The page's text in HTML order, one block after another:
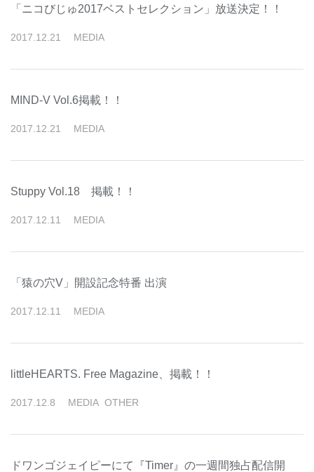
「ニコびじゅ2017ベストセレクション」放送決定！！
2017 12 21 MEDIA
MIND-V Vol.6掲載！！
2017 12 21 MEDIA
Stuppy Vol.18 掲載！！
2017 12 11 MEDIA
「猿の穴V」開設記念特番 出演
2017 12 11 MEDIA
littleHEARTS. Free Magazine、掲載！！
2017 12 8 MEDIA OTHER
ドワンゴジェイピーにて『Timer』の一週間独占配信開